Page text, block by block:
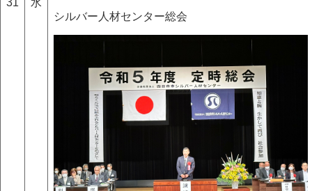
31 水
シルバー人材センター総会